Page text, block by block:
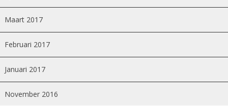
Maart 2017
Februari 2017
Januari 2017
November 2016